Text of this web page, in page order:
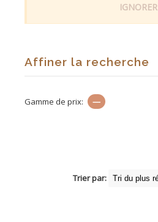
IGNORER
Affiner la recherche
Gamme de prix: —
Trier par: